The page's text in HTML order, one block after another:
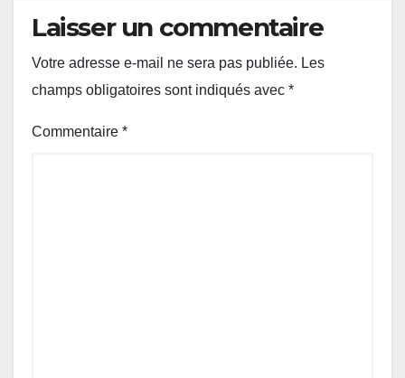
Laisser un commentaire
Votre adresse e-mail ne sera pas publiée. Les
champs obligatoires sont indiqués avec *
Commentaire *